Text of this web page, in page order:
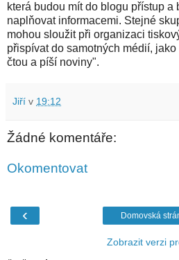
která budou mít do blogu přístup a
naplňovat informacemi. Stejné
mohou sloužit při organizaci
přispívat do samotných médií,
čtou a píší noviny".
Jiří v 19:12
Žádné komentáře:
Okomentovat
‹ Domovská
Zobrazit verzi